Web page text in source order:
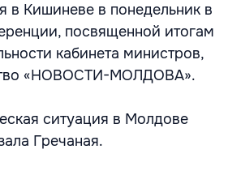
в Кишиневе в понедельник в
посвященной итогам
кабинета министров,
«НОВОСТИ-МОЛДОВА».
ситуация в Молдове
Гречаная.